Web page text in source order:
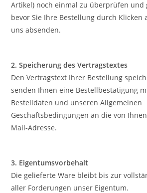
Artikel) noch einmal zu überprüfen und
bevor Sie Ihre Bestellung durch Klicken
uns absenden.
2. Speicherung des Vertragstextes
Den Vertragstext Ihrer Bestellung
senden Ihnen eine Bestellbestätigung
Bestelldaten und unseren Allgemeinen
Geschäftsbedingungen an die von
Mail-Adresse.
3. Eigentumsvorbehalt
Die gelieferte Ware bleibt bis zur
aller Forderungen unser Eigentum.